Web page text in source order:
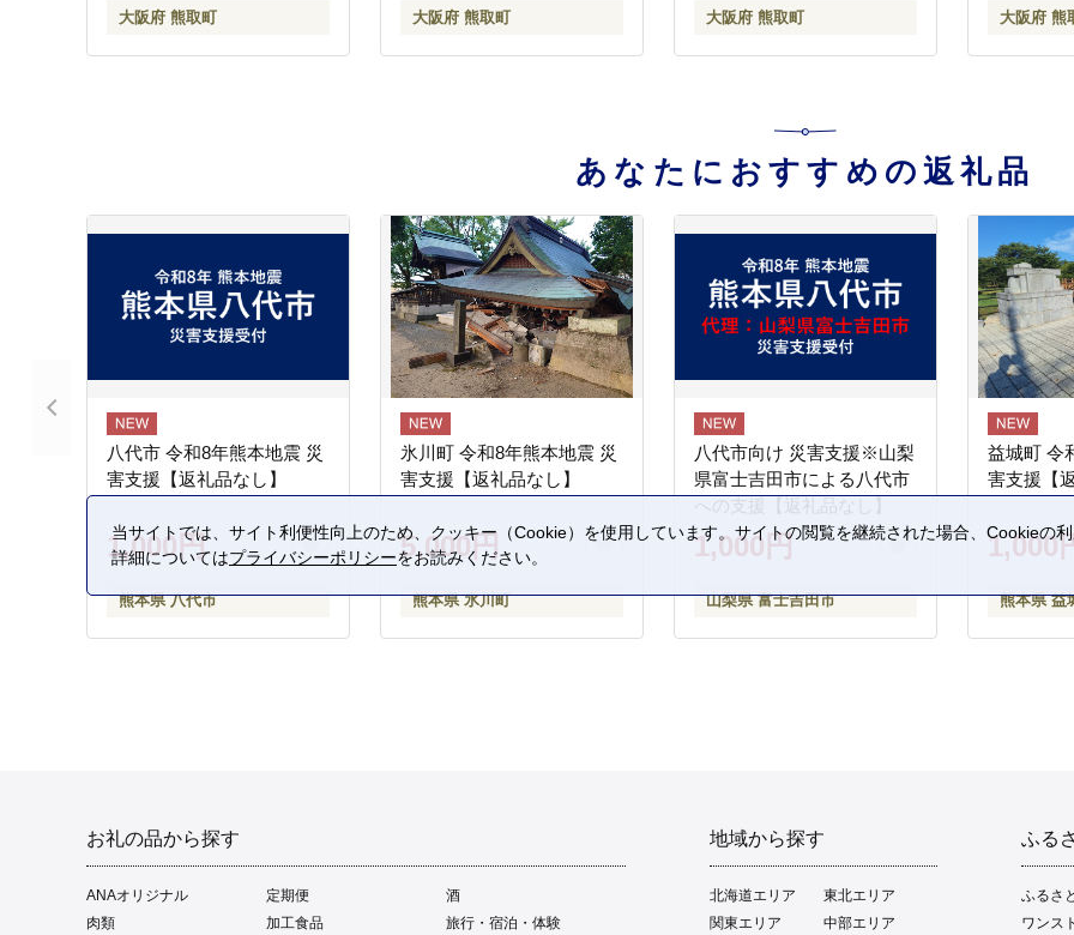
大阪府 熊取町 大阪府 熊取町 大阪府 熊取町 大阪府 熊
あなたにおすすめの返礼品
八代市 令和8年熊本地震 災
害支援【返礼品なし】
1,000円
熊本県 八代市
氷川町 令和8年熊本地震 災
害支援【返礼品なし】
5,000円
熊本県 氷川町
八代市向け 災害支援※山梨
県富士吉田市による八代市
への支援【返礼品なし】
1,000円
山梨県 富士吉田市
益城町 令
害支援【
1,000
熊本県 益
お礼の品から探す
ANAオリジナル 定期便
酒
肉類
加工食品 旅行・宿泊・体験
地域から探す
北海道エリア
東北エリア
関東エリア
中部エリア
ふる
ふるさ
ワンス
当サイトでは、サイト利便性向上のため、クッキー（Cookie）を使用しています。サイトの閲覧を継続された場合、Cookieの
詳細についてはプライバシーポリシーをお読みください。